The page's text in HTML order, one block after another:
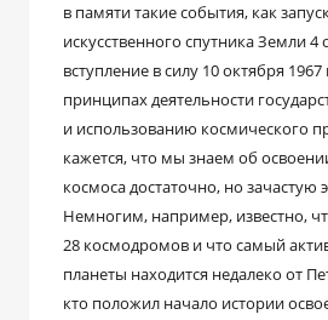
в памяти такие события, как
искусственного спутника Земли 4
вступление в силу 10 октября
принципах деятельности
и использованию космического
кажется, что мы знаем об
космоса достаточно, но зачастую
Немногим, например, известно,
28 космодромов и что самый
планеты находится недалеко от
кто положил начало истории